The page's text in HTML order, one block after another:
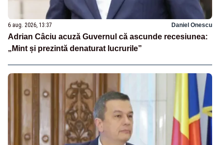
6 aug. 2026, 13:37 Daniel Onescu
Adrian Câciu acuză Guvernul că ascunde recesiunea:
„Mint și prezintă denaturat lucrurile”